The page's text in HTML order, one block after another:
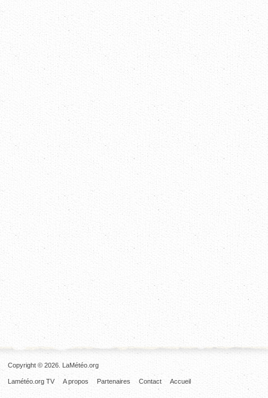
Copyright © 2026. LaMétéo.org
Accueil
Contact
Partenaires
A propos
Lamétéo.org TV